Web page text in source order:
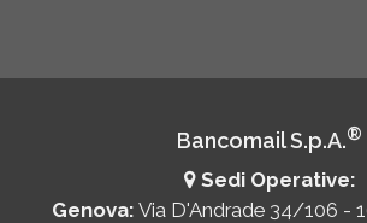
Bancomail S.p.A.®
Sedi Operative:
Genova: Via D'Andrade 34/106 -